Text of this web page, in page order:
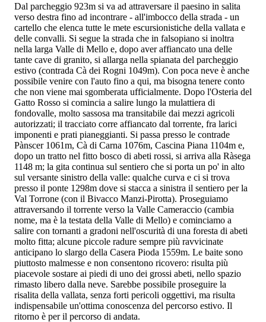
Dal parcheggio 923m si va ad attraversare il paesino in salita
verso destra fino ad incontrare - all'imbocco della strada - un
cartello che elenca tutte le mete escursionistiche della vallata e
delle convalli. Si segue la strada che in falsopiano si inoltra
nella larga Valle di Mello e, dopo aver affiancato una delle
tante cave di granito, si allarga nella spianata del parcheggio
estivo (contrada Cà dei Rogni 1049m). Con poca neve è anche
possibile venire con l'auto fino a qui, ma bisogna tenere conto
che non viene mai sgomberata ufficialmente. Dopo l'Osteria del
Gatto Rosso si comincia a salire lungo la mulattiera di
fondovalle, molto sassosa ma transitabile dai mezzi agricoli
autorizzati; il tracciato corre affiancato dal torrente, fra larici
imponenti e prati pianeggianti. Si passa presso le contrade
Pànscer 1061m, Cà di Carna 1076m, Cascina Piana 1104m e,
dopo un tratto nel fitto bosco di abeti rossi, si arriva alla Ràsega
1148 m; la gita continua sul sentiero che si porta un po' in alto
sul versante sinistro della valle: qualche curva e ci si trova
presso il ponte 1298m dove si stacca a sinistra il sentiero per la
Val Torrone (con il Bivacco Manzi-Pirotta). Proseguiamo
attraversando il torrente verso la Valle Cameraccio (cambia
nome, ma è la testata della Valle di Mello) e cominciamo a
salire con tornanti a gradoni nell'oscurità di una foresta di abeti
molto fitta; alcune piccole radure sempre più ravvicinate
anticipano lo slargo della Casera Pioda 1559m. Le baite sono
piuttosto malmesse e non consentono ricovero: risulta più
piacevole sostare ai piedi di uno dei grossi abeti, nello spazio
rimasto libero dalla neve. Sarebbe possibile proseguire la
risalita della vallata, senza forti pericoli oggettivi, ma risulta
indispensabile un'ottima conoscenza del percorso estivo. Il
ritorno è per il percorso di andata.